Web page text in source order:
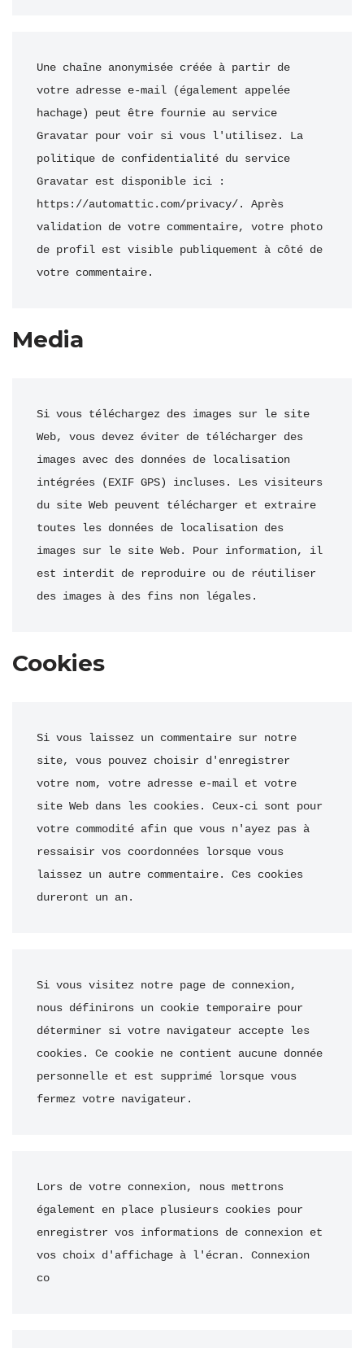
Une chaîne anonymisée créée à partir de
votre adresse e-mail (également appelée
hachage) peut être fournie au service
Gravatar pour voir si vous l'utilisez. La
politique de confidentialité du service
Gravatar est disponible ici :
https://automattic.com/privacy/. Après
validation de votre commentaire, votre photo
de profil est visible publiquement à côté de
votre commentaire.
Media
Si vous téléchargez des images sur le site
Web, vous devez éviter de télécharger des
images avec des données de localisation
intégrées (EXIF GPS) incluses. Les visiteurs
du site Web peuvent télécharger et extraire
toutes les données de localisation des
images sur le site Web. Pour information, il
est interdit de reproduire ou de réutiliser
des images à des fins non légales.
Cookies
Si vous laissez un commentaire sur notre
site, vous pouvez choisir d'enregistrer
votre nom, votre adresse e-mail et votre
site Web dans les cookies. Ceux-ci sont pour
votre commodité afin que vous n'ayez pas à
ressaisir vos coordonnées lorsque vous
laissez un autre commentaire. Ces cookies
dureront un an.
Si vous visitez notre page de connexion,
nous définirons un cookie temporaire pour
déterminer si votre navigateur accepte les
cookies. Ce cookie ne contient aucune donnée
personnelle et est supprimé lorsque vous
fermez votre navigateur.
Lors de votre connexion, nous mettrons
également en place plusieurs cookies pour
enregistrer vos informations de connexion et
vos choix d'affichage à l'écran. Connexion
co